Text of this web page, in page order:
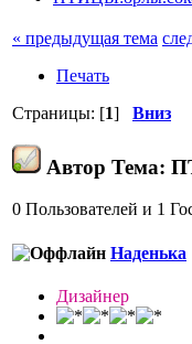
« предыдущая тема
Печать
Страницы: [1] Вниз
Автор Тема:
0 Пользователей и 1
Наденька
Дизайнер